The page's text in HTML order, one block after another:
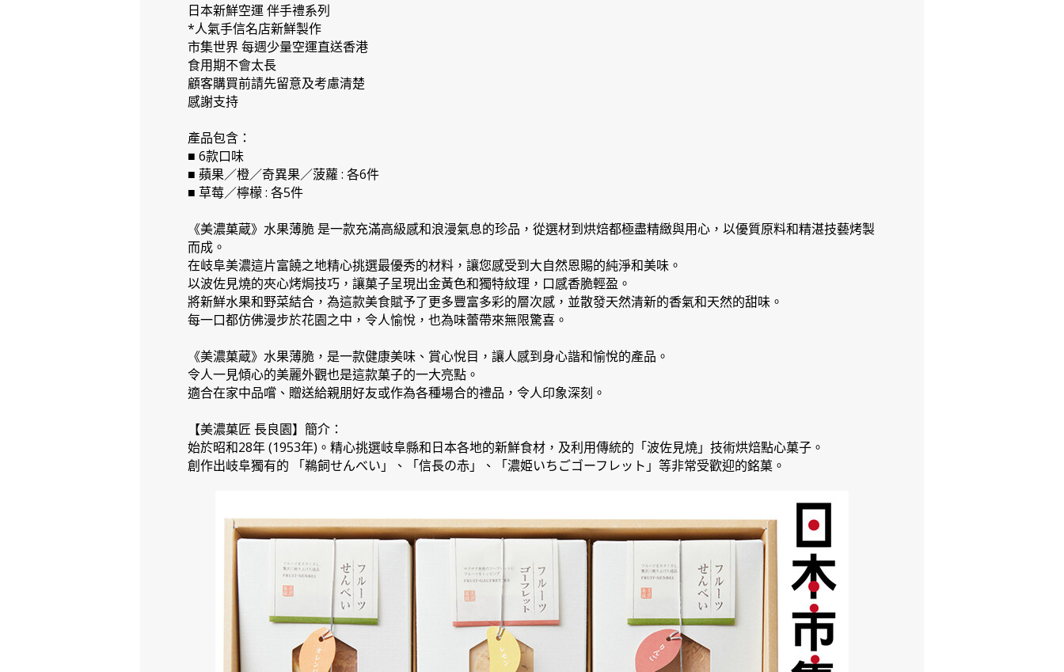
日本新鮮空運 伴手禮系列
*人氣手信名店新鮮製作
市集世界 每週少量空運直送香港
食用期不會太長
顧客購買前請先留意及考慮清楚
感謝支持
產品包含：
■ 6款口味
■ 蘋果／橙／奇異果／菠蘿 : 各6件
■ 草莓／檸檬 : 各5件
《美濃菓蔵》水果薄脆 是一款充滿高級感和浪漫氣息的珍品，從選材到烘焙都極盡精緻與用心，以優質原料和精湛技藝烤製
而成。
在岐阜美濃這片富饒之地精心挑選最優秀的材料，讓您感受到大自然恩賜的純淨和美味。
以波佐見燒的夾心烤焗技巧，讓菓子呈現出金黃色和獨特紋理，口感香脆輕盈。
將新鮮水果和野菜結合，為這款美食賦予了更多豐富多彩的層次感，並散發天然清新的香氣和天然的甜味。
每一口都仿佛漫步於花園之中，令人愉悅，也為味蕾帶來無限驚喜。
《美濃菓蔵》水果薄脆，是一款健康美味、賞心悅目，讓人感到身心諧和愉悅的產品。
令人一見傾心的美麗外觀也是這款菓子的一大亮點。
適合在家中品嚐、贈送給親朋好友或作為各種場合的禮品，令人印象深刻。
【美濃菓匠 長良園】簡介：
始於昭和28年 (1953年)。精心挑選岐阜縣和日本各地的新鮮食材，及利用傳統的「波佐見燒」技術烘焙點心菓子。
創作出岐阜獨有的 「鵜飼せんべい」、「信長の赤」、「濃姫いちごゴーフレット」等非常受歡迎的銘菓。